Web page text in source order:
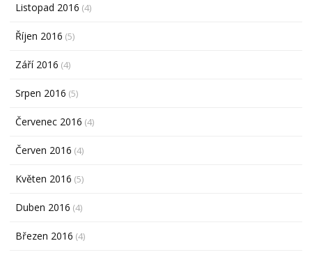
Listopad 2016 (4)
Říjen 2016 (5)
Září 2016 (4)
Srpen 2016 (5)
Červenec 2016 (4)
Červen 2016 (4)
Květen 2016 (5)
Duben 2016 (4)
Březen 2016 (4)